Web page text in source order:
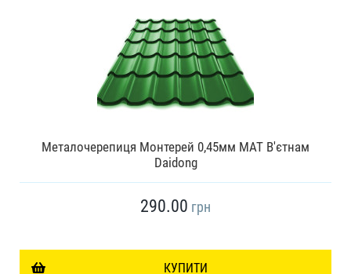
Металочерепиця Монтерей 0,45мм МАТ В'єтнам
Daidong
290.00 грн
КУПИТИ